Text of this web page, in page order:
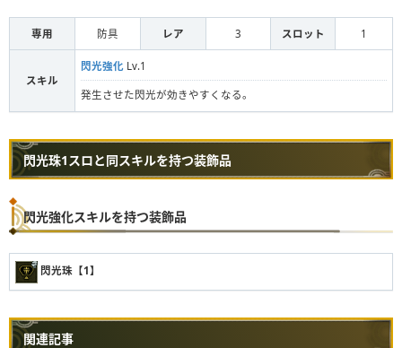
専用 防具 レア 3 スロット 1
スキル
閃光強化 Lv.1
発生させた閃光が効きやすくなる。
閃光珠1スロと同スキルを持つ装飾品
閃光強化スキルを持つ装飾品
閃光珠【1】
関連記事